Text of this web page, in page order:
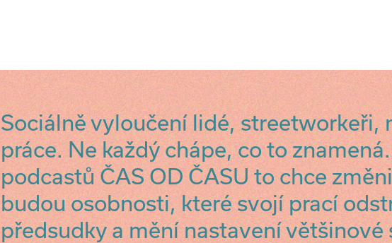
Sociálně vyloučení lidé, streetworkeři,
práce. Ne každý chápe, co to
podcastů ČAS OD ČASU to chce
budou osobnosti, které svojí prací
předsudky a mění nastavení většinové